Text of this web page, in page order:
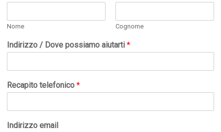
Nome Cognome
Indirizzo / Dove possiamo aiutarti*
Recapito telefonico*
Indirizzo email